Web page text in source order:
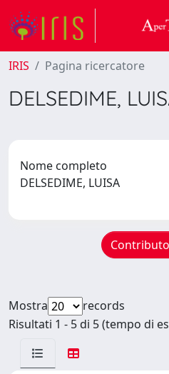
IRIS Pagina ricercatore
DELSEDIME,
Nome completo
DELSEDIME, LUISA
Mostra
records
Risultati 1 - 5 di 5 (tempo di